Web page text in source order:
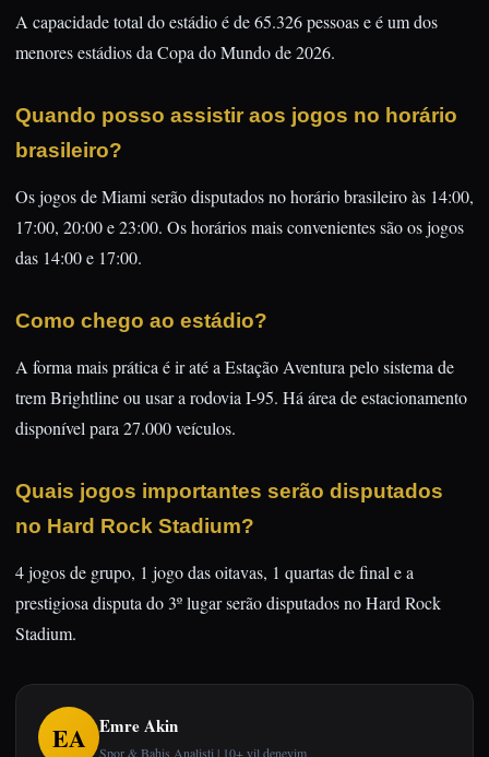
A capacidade total do estádio é de 65.326 pessoas e é um dos
menores estádios da Copa do Mundo de 2026.
Quando posso assistir aos jogos no horário
brasileiro?
Os jogos de Miami serão disputados no horário brasileiro às 14:00,
17:00, 20:00 e 23:00. Os horários mais convenientes são os jogos
das 14:00 e 17:00.
Como chego ao estádio?
A forma mais prática é ir até a Estação Aventura pelo sistema de
trem Brightline ou usar a rodovia I-95. Há área de estacionamento
disponível para 27.000 veículos.
Quais jogos importantes serão disputados
no Hard Rock Stadium?
4 jogos de grupo, 1 jogo das oitavas, 1 quartas de final e a
prestigiosa disputa do 3º lugar serão disputados no Hard Rock
Stadium.
EA Emre Akin
Spor & Bahis Analisti | 10+ yil deneyim